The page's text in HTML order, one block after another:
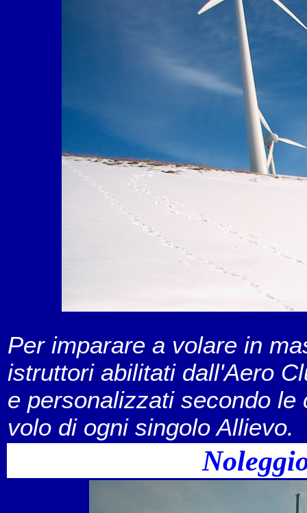
Per imparare a volare in
istruttori abilitati dall'Aero
e personalizzati secondo
volo di ogni singolo Allievo.